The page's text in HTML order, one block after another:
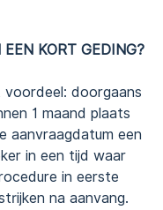
KORT GEDING?
doorgaans
1 maand plaats
aanvraagdatum een
in een tijd waar
in eerste
na aanvang.